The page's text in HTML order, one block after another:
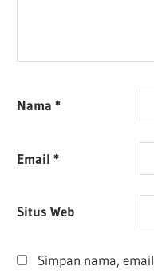
Nama*
Email*
Situs Web
Simpan nama,